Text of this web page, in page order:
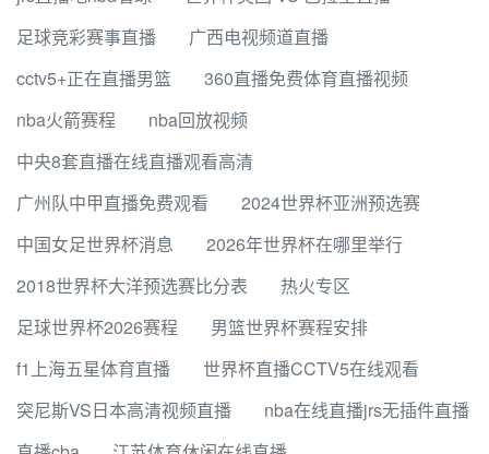
足球竞彩赛事直播
广西电视频道直播
cctv5+正在直播男篮
360直播免费体育直播视频
nba火箭赛程
nba回放视频
中央8套直播在线直播观看高清
广州队中甲直播免费观看
2024世界杯亚洲预选赛
中国女足世界杯消息
2026年世界杯在哪里举行
2018世界杯大洋预选赛比分表
热火专区
足球世界杯2026赛程
男篮世界杯赛程安排
f1上海五星体育直播
世界杯直播CCTV5在线观看
突尼斯VS日本高清视频直播
nba在线直播jrs无插件直播